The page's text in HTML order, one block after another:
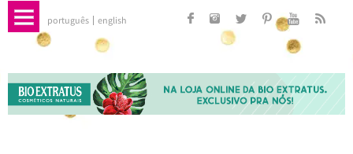
português english